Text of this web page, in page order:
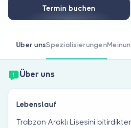
Sind Sie Arzt?
Termin buchen
Über unsSpezialisierungen
Über uns
Lebenslauf
Trabzon Araklı Lisesini